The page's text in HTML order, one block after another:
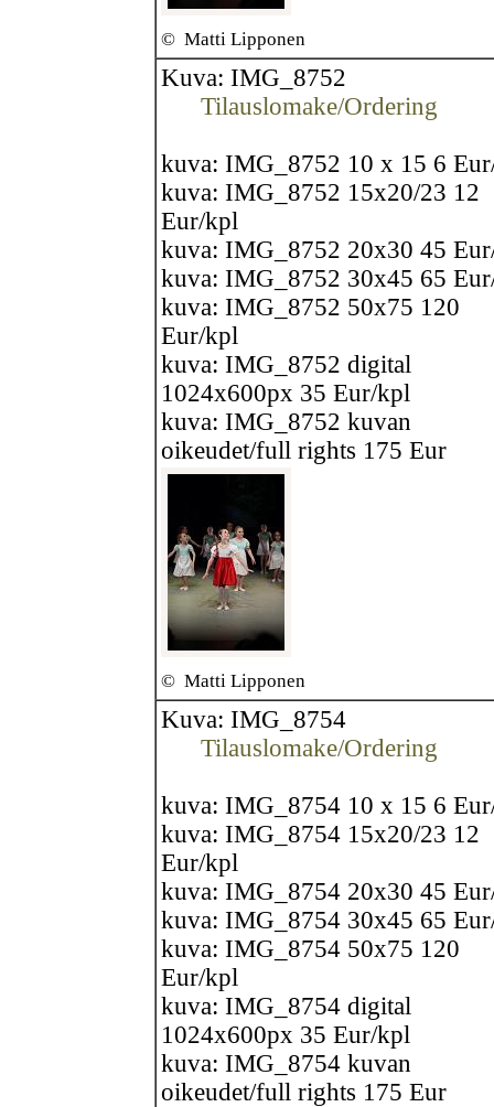
© Matti Lipponen
Kuva: IMG_8752
Tilauslomake/Ordering
kuva: IMG_8752 10 x 15 6
kuva: IMG_8752 15x20/23 12
Eur/kpl
kuva: IMG_8752 20x30 45
kuva: IMG_8752 30x45 65
kuva: IMG_8752 50x75 120
Eur/kpl
kuva: IMG_8752 digital
1024x600px 35 Eur/kpl
kuva: IMG_8752 kuvan
oikeudet/full rights 175 Eur
© Matti Lipponen
Kuva: IMG_8754
Tilauslomake/Ordering
kuva: IMG_8754 10 x 15 6
kuva: IMG_8754 15x20/23 12
Eur/kpl
kuva: IMG_8754 20x30 45
kuva: IMG_8754 30x45 65
kuva: IMG_8754 50x75 120
Eur/kpl
kuva: IMG_8754 digital
1024x600px 35 Eur/kpl
kuva: IMG_8754 kuvan
oikeudet/full rights 175 Eur